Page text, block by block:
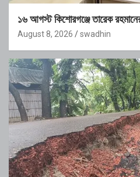
১৬ আগস্ট কিশোরগঞ্জে তারেক
August 8, 2026 swadhin